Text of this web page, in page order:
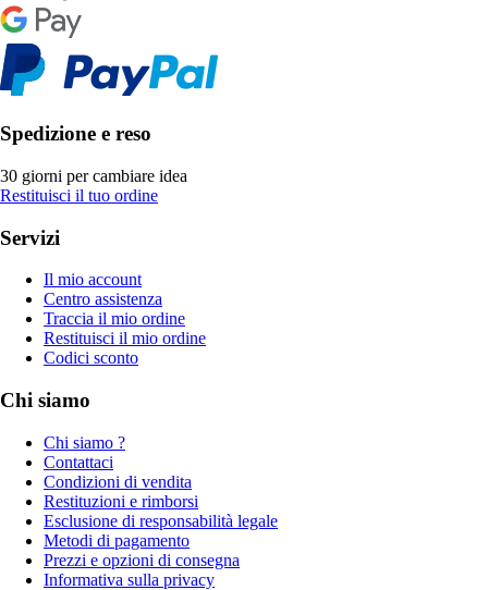
Spedizione e reso
30 giorni per cambiare idea
Restituisci il tuo ordine
Servizi
Il mio account
Centro assistenza
Traccia il mio ordine
Restituisci il mio ordine
Codici sconto
Chi siamo
Chi siamo ?
Contattaci
Condizioni di vendita
Restituzioni e rimborsi
Esclusione di responsabilità legale
Metodi di pagamento
Prezzi e opzioni di consegna
Informativa sulla privacy